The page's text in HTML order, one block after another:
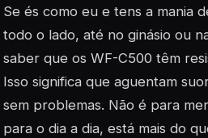
Se és como eu e tens a mania
todo o lado, até no ginásio ou
saber que os WF-C500 têm
Isso significa que aguentam
sem problemas. Não é para
para o dia a dia, está mais do